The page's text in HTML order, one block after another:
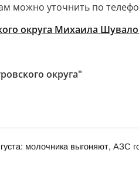
уточнить по
округа Михаила
округа"
молочника выгоняют, АЗС